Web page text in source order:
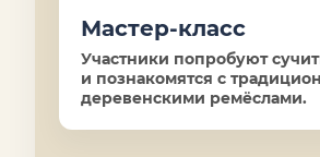
Мастер-класс
Участники попробуют
и познакомятся с
деревенскими ремёслами.